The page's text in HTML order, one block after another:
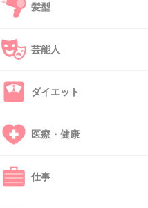
ごい可愛い！！
髪型
芸能人
ダイエット
医療・健康
仕事